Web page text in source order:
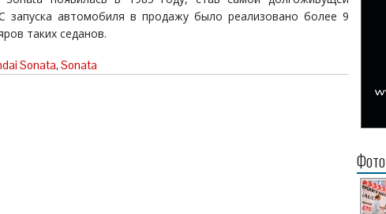
запуска автомобиля в продажу было реализовано более 9
таких седанов.
Sonata, Sonata
Фото